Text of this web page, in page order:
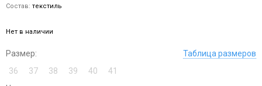
Состав: текстиль
Нет в наличии
Размер:
Таблица размеров
36
37 38 39 40
41